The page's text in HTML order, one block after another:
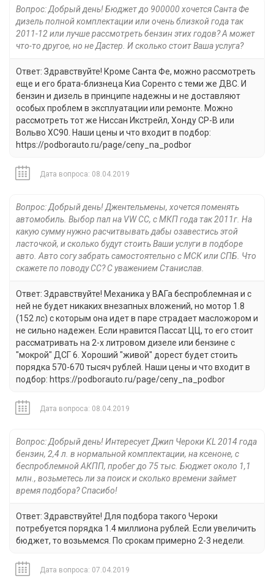
Вопрос: Добрый день! Бюджет до 900000 хочется Санта Фе
дизель полной комплектации или очень близкой года так
2011-12 или лучше рассмотреть бензин этих годов? А может
что-то другое, но не Дастер. И сколько стоит Ваша услуга?
Ответ: Здравствуйте! Кроме Санта Фе, можно рассмотреть
еще и его брата-близнеца Киа Соренто с теми же ДВС. И
бензин и дизель в принципе надежны и не доставляют
особых проблем в эксплуатации или ремонте. Можно
рассмотреть тот же Ниссан Икстрейл, Хонду СР-В или
Вольво ХС90. Наши цены и что входит в подбор:
https://podborauto.ru/page/ceny_na_podbor
Дата вопроса: 08.04.2019
Вопрос: Добрый день! Джентельмены, хочется поменять
автомобиль. Выбор пал на VW СС, с МКП года так 2011г. На
какую сумму нужно расчитвывать дабы озавестись этой
ласточкой, и сколько будут стоить Ваши услуги в подборе
авто. Авто согу забрать самостоятельно с МСК или СПБ. Что
скажете по поводу СС? С уважением Станислав.
Ответ: Здравствуйте! Механика у ВАГа беспроблемная и с
ней не будет никаких внезапных вложений, но мотор 1.8
(152 лс) с которым она идет в паре страдает масложором и
не сильно надежен. Если нравится Пассат ЦЦ, то его стоит
рассматривать на 2-х литровом дизеле или бензине с
"мокрой" ДСГ 6. Хороший "живой" дорест будет стоить
порядка 570-670 тысяч рублей. Наши цены и что входит в
подбор: https://podborauto.ru/page/ceny_na_podbor
Дата вопроса: 08.04.2019
Вопрос: Добрый день! Интересует Джип Чероки KL 2014 года
бензин, 2,4 л. в нормальной комплектации, на ксеноне, с
беспроблемной АКПП, пробег до 75 тыс. Бюджет около 1,1
млн., возьметесь ли за поиск и сколько времени займет
время подбора? Спасибо!
Ответ: Здравствуйте! Для подбора такого Чероки
потребуется порядка 1.4 миллиона рублей. Если увеличить
бюджет, то возьмемся. По срокам примерно 2-3 недели.
Дата вопроса: 07.04.2019